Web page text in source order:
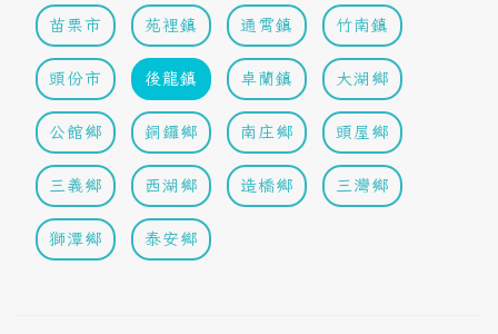
苗栗市 苑裡鎮 通霄鎮 竹南鎮
頭份市 後龍鎮 卓蘭鎮 大湖鄉
公館鄉 銅鑼鄉 南庄鄉 頭屋鄉
三義鄉 西湖鄉 造橋鄉 三灣鄉
獅潭鄉 泰安鄉